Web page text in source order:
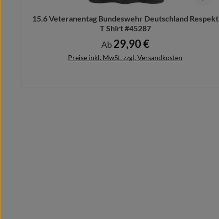
15.6 Veteranentag Bundeswehr Deutschland Respekt
T Shirt #45287
Regulärer Preis:
Ab29,90 €
Preise inkl. MwSt. zzgl. Versandkosten